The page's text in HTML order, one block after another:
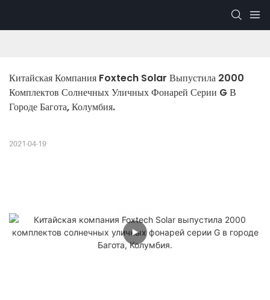
Китайская Компания Foxtech Solar Выпустила 2000
Комплектов Солнечных Уличных Фонарей Серии G В
Городе Багота, Колумбия.
2021-04-19